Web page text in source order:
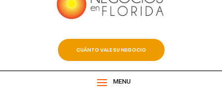
CUÁNTO VALE SU NEGOCIO
MENU